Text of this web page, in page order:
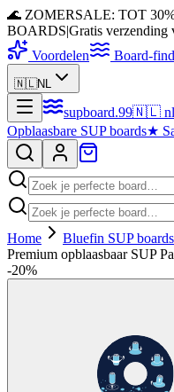
🌊 ZOMERSALE: TOT
BOARDS|Gratis verzending
Voordelen
Board-
🇳🇱NL
supboard.99🇳🇱 nl
Opblaasbare SUP boards★
Home Bluefin SUP boards
Premium opblaasbaar SUP
-20%